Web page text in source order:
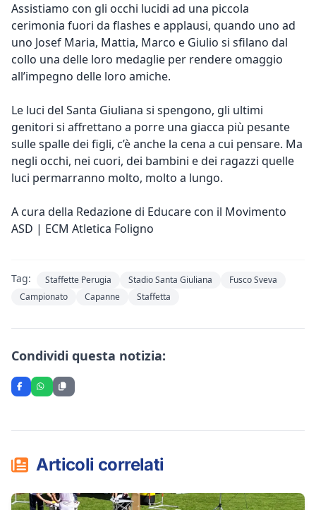
Assistiamo con gli occhi lucidi ad una piccola
cerimonia fuori da flashes e applausi, quando uno ad
uno Josef Maria, Mattia, Marco e Giulio si sfilano dal
collo una delle loro medaglie per rendere omaggio
all’impegno delle loro amiche.
Le luci del Santa Giuliana si spengono, gli ultimi
genitori si affrettano a porre una giacca più pesante
sulle spalle dei figli, c’è anche la cena a cui pensare. Ma
negli occhi, nei cuori, dei bambini e dei ragazzi quelle
luci permarranno molto, molto a lungo.
A cura della Redazione di Educare con il Movimento
ASD | ECM Atletica Foligno
Tag: Staffette Perugia Stadio Santa Giuliana
Fusco Sveva
Campionato
Capanne Staffetta
Condividi questa notizia:
Articoli correlati